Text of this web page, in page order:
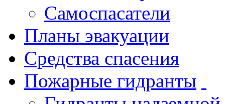
Самоспасатели
Планы эвакуации
Средства спасения
Пожарные гидранты